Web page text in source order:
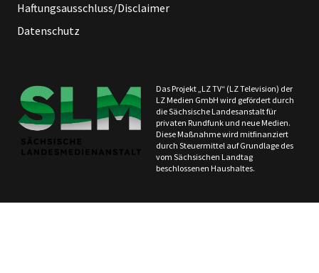
Haftungsausschluss/Disclaimer
Datenschutz
Das Projekt „LZ TV“ (LZ Television) der
LZ Medien GmbH wird gefördert durch
die Sächsische Landesanstalt für
privaten Rundfunk und neue Medien.
Diese Maßnahme wird mitfinanziert
durch Steuermittel auf Grundlage des
vom Sächsischen Landtag
beschlossenen Haushaltes.